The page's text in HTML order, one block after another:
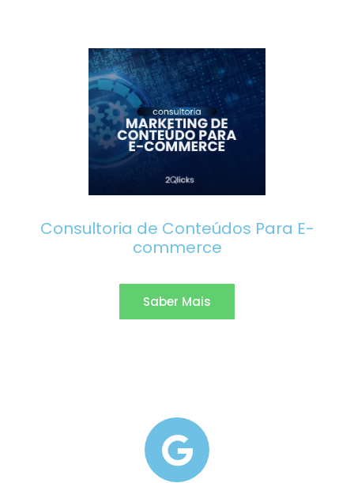
Consultoria de Conteúdos Para E-
commerce
Saber Mais